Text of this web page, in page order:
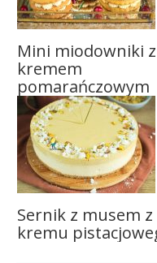
Mini miodowniki z
kremem
pomarańczowym
Sernik z musem z
kremu